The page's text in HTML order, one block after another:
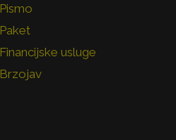
Pismo
Paket
Financijske usluge
Brzojav